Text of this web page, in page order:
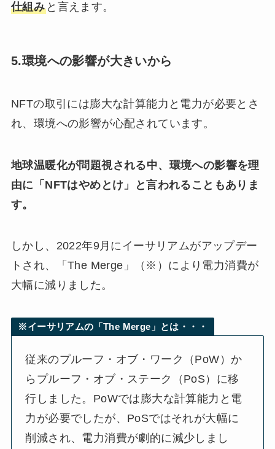
仕組み と言えます。
5.環境への影響が大きいから
NFTの取引には膨大な計算能力と電力が必要とさ
れ、環境への影響が心配されています。
地球温暖化が問題視される中、環境への影響を理
由に「NFTはやめとけ」と言われることもありま
す。
しかし、2022年9月にイーサリアムがアップデー
トされ、「The Merge」（※）により電力消費が
大幅に減りました。
※イーサリアムの「The Merge」とは・・・
従来のプルーフ・オブ・ワーク（PoW）か
らプルーフ・オブ・ステーク（PoS）に移
行しました。PoWでは膨大な計算能力と電
力が必要でしたが、PoSではそれが大幅に
削減され、電力消費が劇的に減少しまし